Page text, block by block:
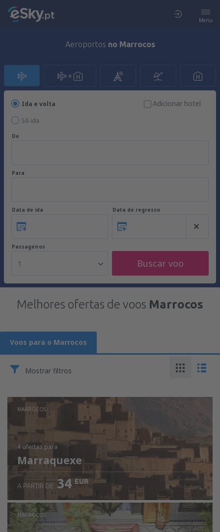
Menu
Aeroportos no Marrocos
Ida e volta
Só ida
Adicionar hotel
De
Para
Data de ida Data de regresso
Passageiros
1 Buscar voo
Melhores ofertas de voos Marrocos
Voos para o Marrocos
Mostrar filtros
MARROCOS
4 ofertas para
Marraquexe
A PARTIR DE 34 EUR
MARROCOS